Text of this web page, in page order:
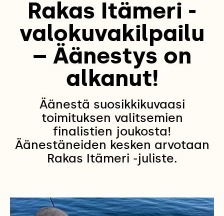
Rakas Itämeri -
valokuvakilpailu
– Äänestys on
alkanut!
Äänestä suosikkikuvaasi
toimituksen valitsemien
finalistien joukosta!
Äänestäneiden kesken arvotaan
Rakas Itämeri -juliste.